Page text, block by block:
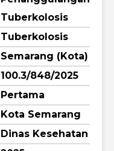
Tuberkolosis
Tuberkolosis
Semarang (Kota)
100.3/848/2025
Pertama
Kota Semarang
Dinas Kesehatan